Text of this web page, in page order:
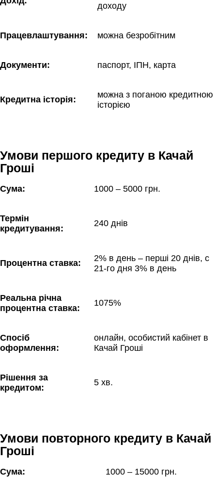
доходу
Працевлаштування: можна безробітним
Документи: паспорт, ІПН, карта
Кредитна історія:
можна з поганою кредитною
історією
Умови першого кредиту в Качай
Гроші
Сума: 1000 – 5000 грн.
Термін
кредитування:
240 днів
Процентна ставка:
2% в день – перші 20 днів, с
21-го дня 3% в день
Реальна річна
процентна ставка:
1075%
Спосіб
оформлення:
онлайн, особистий кабінет в
Качай Гроші
Рішення за
кредитом:
5 хв.
Умови повторного кредиту в Качай
Гроші
Сума: 1000 – 15000 грн.